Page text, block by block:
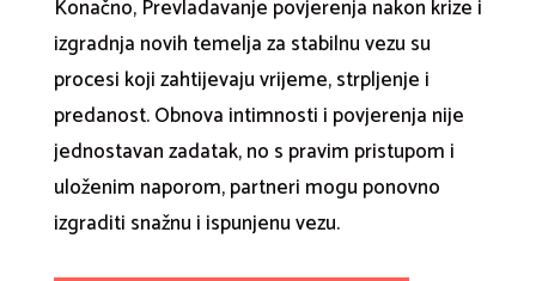
Konačno, Prevladavanje povjerenja nakon krize i
izgradnja novih temelja za stabilnu vezu su
procesi koji zahtijevaju vrijeme, strpljenje i
predanost. Obnova intimnosti i povjerenja nije
jednostavan zadatak, no s pravim pristupom i
uloženim naporom, partneri mogu ponovno
izgraditi snažnu i ispunjenu vezu.